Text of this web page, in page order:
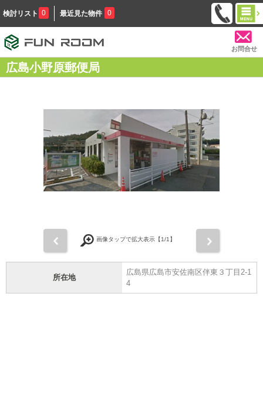
検討リスト 0 最近見た物件 0
お問合せ
広島小野原郵便局
画像タップで拡大表示【1/1】
所在地
広島県広島市安佐南区伴東３丁目2-1
4